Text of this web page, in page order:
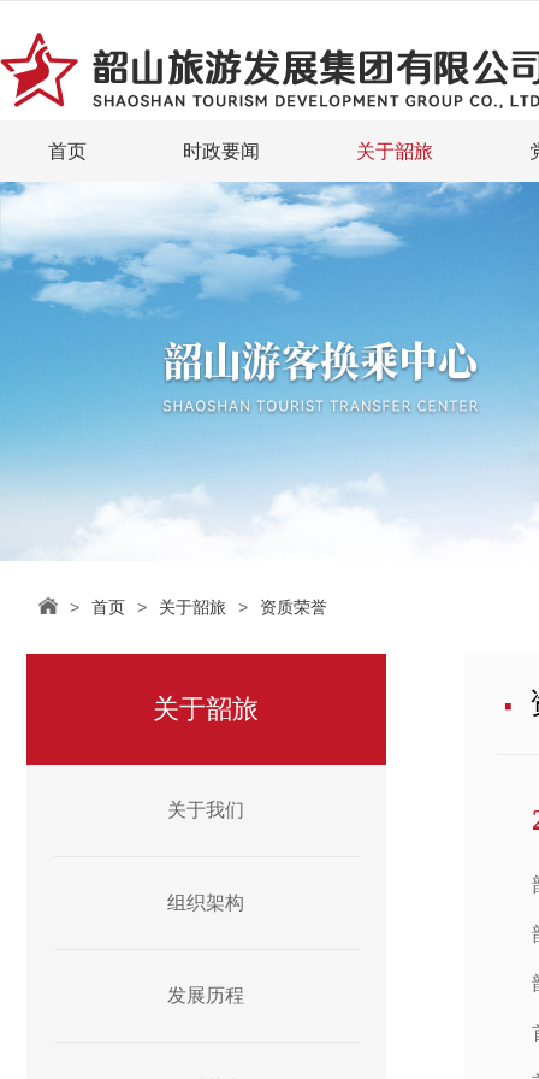
首页 时政要闻 关于韶旅
> 首页 > 关于韶旅 > 资质荣誉
关于韶旅
关于我们
组织架构
发展历程
·